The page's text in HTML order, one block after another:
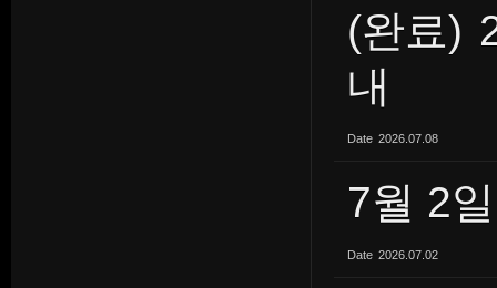
(완료)
내
Date 2026.07.08
7월 2
Date 2026.07.02